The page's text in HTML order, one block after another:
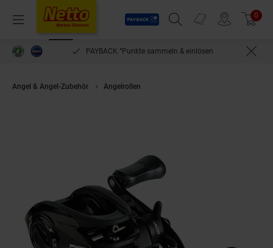
Menü
Payback
Suchfeld einblenden
Prospekte 0
PAYBACK °Punkte sammeln & einlösen
Angel & Angel-Zubehör Angelrollen